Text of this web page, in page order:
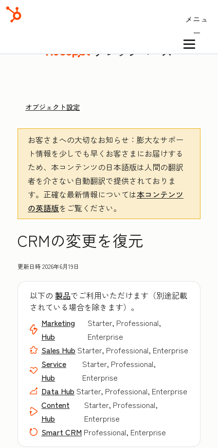
メニュ
ー
ナレッジベース
オブジェクト設定
お客さまへの大切なお知らせ ：膨大なサポー
ト情報を少しでも早くお客さまにお届けする
ため、本コンテンツの日本語版は人間の翻訳
者を介さない自動翻訳で提供されておりま
す。 正確な最新情報については本コンテンツ
の英語版をご覧ください。
CRMの変更を復元
更新日時2026年6月19日
以下の 製品でご利用いただけます（別途記載
されている場合を除きます）。
Marketing
Hub
Starter, Professional,
Enterprise
Sales Hub Starter, Professional, Enterprise
Service
Hub
Starter, Professional,
Enterprise
Data Hub Starter, Professional, Enterprise
Content
Hub
Starter, Professional,
Enterprise
Smart CRM Professional, Enterprise